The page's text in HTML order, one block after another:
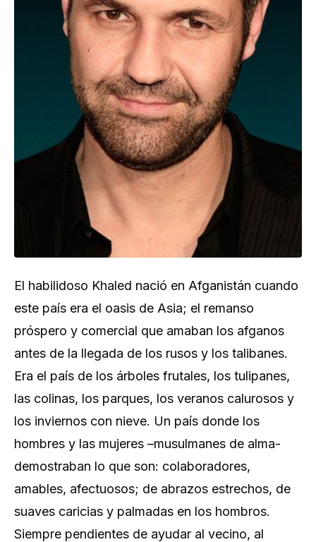
El habilidoso Khaled nació en Afganistán cuando
este país era el oasis de Asia; el remanso
próspero y comercial que amaban los afganos
antes de la llegada de los rusos y los talibanes.
Era el país de los árboles frutales, los tulipanes,
las colinas, los parques, los veranos calurosos y
los inviernos con nieve. Un país donde los
hombres y las mujeres –musulmanes de alma-
demostraban lo que son: colaboradores,
amables, afectuosos; de abrazos estrechos, de
suaves caricias y palmadas en los hombros.
Siempre pendientes de ayudar al vecino, al